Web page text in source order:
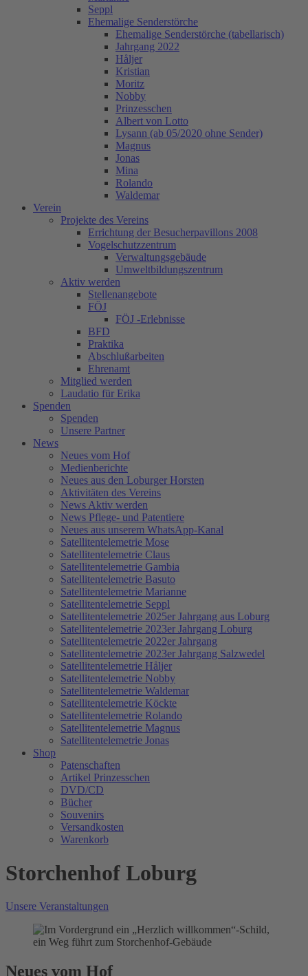
Seppl
Ehemalige Senderstörche
Ehemalige Senderstörche (tabellarisch)
Jahrgang 2022
Håljer
Kristian
Moritz
Nobby
Prinzesschen
Albert von Lotto
Lysann (ab 05/2020 ohne Sender)
Magnus
Jonas
Mina
Rolando
Waldemar
Verein
Projekte des Vereins
Errichtung der Besucherpavillons 2008
Vogelschutzzentrum
Verwaltungsgebäude
Umweltbildungszentrum
Aktiv werden
Stellenangebote
FÖJ
FÖJ -Erlebnisse
BFD
Praktika
Abschlußarbeiten
Ehrenamt
Mitglied werden
Laudatio für Erika
Spenden
Spenden
Unsere Partner
News
Neues vom Hof
Medienberichte
Neues aus den Loburger Horsten
Aktivitäten des Vereins
News Aktiv werden
News Pflege- und Patentiere
Neues aus unserem WhatsApp-Kanal
Satellitentelemetrie Mose
Satellitentelemetrie Claus
Satellitentelemetrie Gambia
Satellitentelemetrie Basuto
Satellitentelemetrie Marianne
Satellitentelemetrie Seppl
Satellitentelemetrie 2025er Jahrgang aus Loburg
Satellitentelemetrie 2023er Jahrgang Loburg
Satellitentelemetrie 2022er Jahrgang
Satellitentelemetrie 2023er Jahrgang Salzwedel
Satellitentelemetrie Håljer
Satellitentelemetrie Nobby
Satellitentelemetrie Waldemar
Satellitentelemetrie Köckte
Satellitentelemetrie Rolando
Satellitentelemetrie Magnus
Satellitentelemetrie Jonas
Shop
Patenschaften
Artikel Prinzesschen
DVD/CD
Bücher
Souvenirs
Versandkosten
Warenkorb
Storchenhof Loburg
Unsere Veranstaltungen
Neues vom Hof